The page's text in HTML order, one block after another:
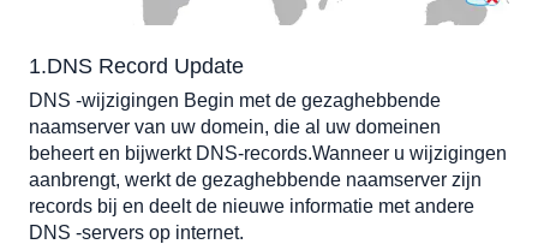
1.DNS Record Update
DNS -wijzigingen Begin met de gezaghebbende
naamserver van uw domein, die al uw domeinen
beheert en bijwerkt DNS-records.Wanneer u wijzigingen
aanbrengt, werkt de gezaghebbende naamserver zijn
records bij en deelt de nieuwe informatie met andere
DNS -servers op internet.